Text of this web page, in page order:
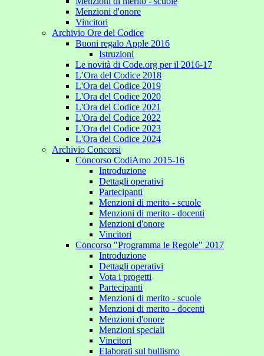
Menzioni d'onore
Vincitori
Archivio Ore del Codice
Buoni regalo Apple 2016
Istruzioni
Le novità di Code.org per il 2016-17
L’Ora del Codice 2018
L'Ora del Codice 2019
L'Ora del Codice 2020
L'Ora del Codice 2021
L'Ora del Codice 2022
L'Ora del Codice 2023
L'Ora del Codice 2024
Archivio Concorsi
Concorso CodiAmo 2015-16
Introduzione
Dettagli operativi
Partecipanti
Menzioni di merito - scuole
Menzioni di merito - docenti
Menzioni d'onore
Vincitori
Concorso "Programma le Regole" 2017
Introduzione
Dettagli operativi
Vota i progetti
Partecipanti
Menzioni di merito - scuole
Menzioni di merito - docenti
Menzioni d'onore
Menzioni speciali
Vincitori
Elaborati sul bullismo